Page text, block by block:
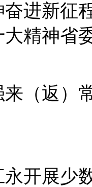
进新征
精神省
（返）
开展少